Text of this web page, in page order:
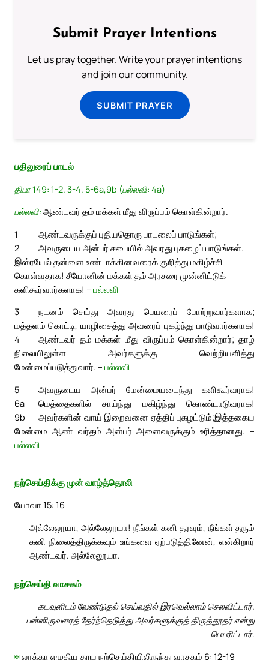
Submit Prayer Intentions
Let us pray together. Write your prayer intentions
and join our community.
SUBMIT PRAYER
பதிலுரைப் பாடல்
திபா 149: 1-2. 3-4. 5-6a,9b (பல்லவி: 4a)
பல்லவி: ஆண்டவர் தம் மக்கள் மீது விருப்பம் கொள்கின்றார்.
1
ஆண்டவருக்குப் புதியதொரு பாடலைப் பாடுங்கள்;
அவருடைய அன்பர் சபையில் அவரது புகழைப் பாடுங்கள்.
2
இஸ்ரயேல் தன்னை உண்டாக்கினவரைக் குறித்து மகிழ்ச்சி
கொள்வதாக! சீயோனின் மக்கள் தம் அரசரை முன்னிட்டுக்
களிகூர்வார்களாக! – பல்லவி
3
நடனம் செய்து அவரது பெயரைப் போற்றுவார்களாக;
மத்தளம் கொட்டி, யாழிசைத்து அவரைப் புகழ்ந்து பாடுவார்களாக!
4
ஆண்டவர் தம் மக்கள் மீது விருப்பம் கொள்கின்றார்; தாழ்
நிலையிலுள்ள அவர்களுக்கு வெற்றியளித்து
மேன்மைப்படுத்துவார். – பல்லவி
5
அவருடைய அன்பர் மேன்மையடைந்து களிகூர்வராக!
மெத்தைகளில் சாய்ந்து மகிழ்ந்து கொண்டாடுவராக!
6a
அவர்களின் வாய் இறைவனை ஏத்திப் புகழட்டும்;
9b
இத்தகைய
மேன்மை ஆண்டவர்தம் அன்பர் அனைவருக்கும் உரித்தானது. –
பல்லவி
நற்செய்திக்கு முன் வாழ்த்தொலி
யோவா 15: 16
அல்லேலூயா, அல்லேலூயா! நீங்கள் கனி தரவும், நீங்கள் தரும்
கனி நிலைத்திருக்கவும் உங்களை ஏற்படுத்தினேன், என்கிறார்
ஆண்டவர். அல்லேலூயா.
நற்செய்தி வாசகம்
கடவுளிடம் வேண்டுதல் செய்வதில் இரவெல்லாம் செலவிட்டார்.
பன்னிருவரைத் தேர்ந்தெடுத்து அவர்களுக்குத் திருத்தூதர் என்று
பெயரிட்டார்.
✠லூக்கா எழுதிய தூய நற்செய்தியிலிருந்து வாசகம் 6: 12-19